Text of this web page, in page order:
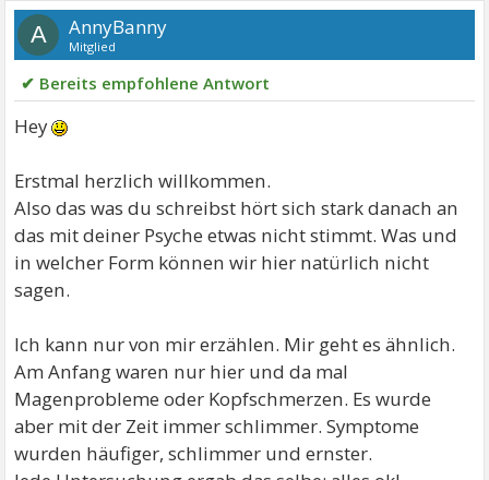
A AnnyBanny
Mitglied
✔ Bereits empfohlene Antwort
Hey
Erstmal herzlich willkommen.
Also das was du schreibst hört sich stark danach an
das mit deiner Psyche etwas nicht stimmt. Was und
in welcher Form können wir hier natürlich nicht
sagen.
Ich kann nur von mir erzählen. Mir geht es ähnlich.
Am Anfang waren nur hier und da mal
Magenprobleme oder Kopfschmerzen. Es wurde
aber mit der Zeit immer schlimmer. Symptome
wurden häufiger, schlimmer und ernster.